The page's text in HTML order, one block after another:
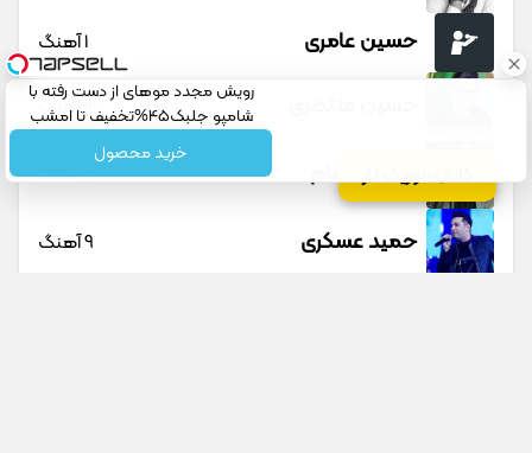
کانال موزیک تار
حسین عامری 1 آهنگ
12 آهنگ
حمید حسام 1 آهنگ
حمید عسکری 9 آهنگ
رویش مجدد موهای از دست رفته با
شامپو جلبک45%تخفیف تا امشب
خرید محصول